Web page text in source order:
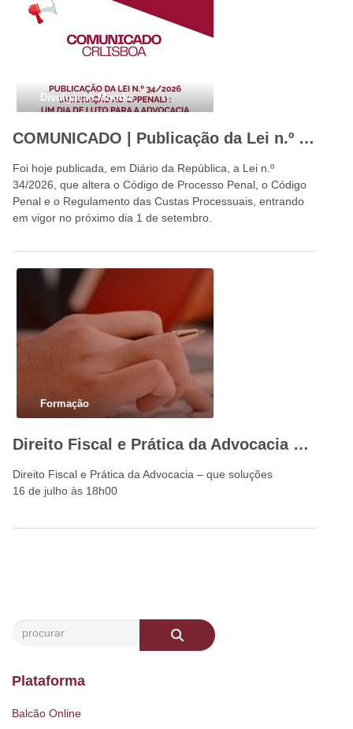
Divulgação Moodle
COMUNICADO | Publicação da Lei n.º 34/2026: um dia de luto para a advocacia portuguesa e para o Estado de Direito
Foi hoje publicada, em Diário da República, a Lei n.º
34/2026, que altera o Código de Processo Penal, o Código
Penal e o Regulamento das Custas Processuais, entrando
em vigor no próximo dia 1 de setembro.
Formação
Direito Fiscal e Prática da Advocacia – que soluções
Direito Fiscal e Prática da Advocacia – que soluções
16 de julho às 18h00
Plataforma
Balcão Online